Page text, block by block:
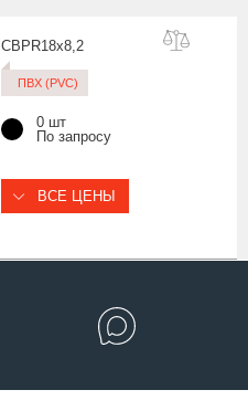
CBPR18x8,2
ПВХ (PVC)
0 шт
По запросу
ВСЕ ЦЕНЫ